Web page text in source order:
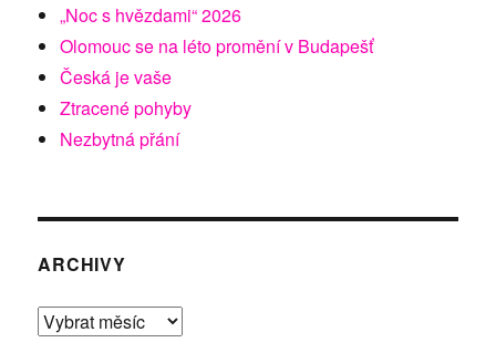
„Noc s hvězdami“ 2026
Olomouc se na léto promění v Budapešť
Česká je vaše
Ztracené pohyby
Nezbytná přání
ARCHIVY
Archivy